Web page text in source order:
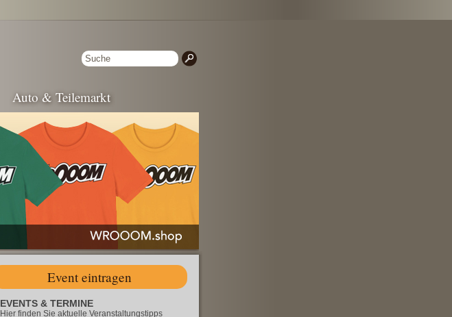
Auto & Teilemarkt
Event eintragen
EVENTS & TERMINE
Hier finden Sie aktuelle Veranstaltungstipps